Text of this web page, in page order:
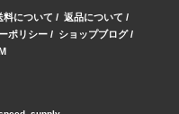
料について / 返品について /
ポリシー / ショップブログ/